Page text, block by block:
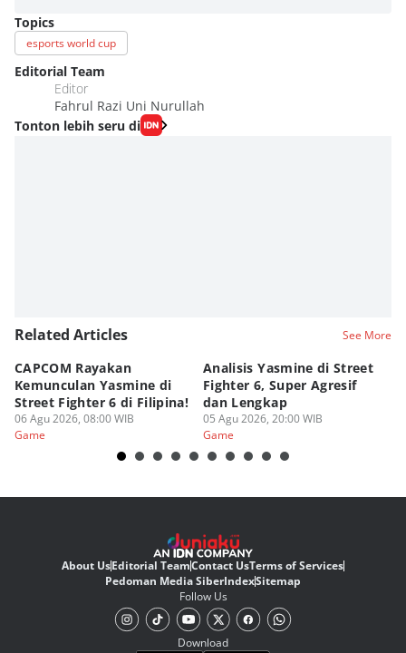
Topics
esports world cup
Editorial Team
Editor
Fahrul Razi Uni Nurullah
Tonton lebih seru di
Related Articles See More
CAPCOM Rayakan
Kemunculan Yasmine di
Street Fighter 6 di Filipina!
06 Agu 2026, 08:00 WIB
Game
Analisis Yasmine di Street
Fighter 6, Super Agresif
dan Lengkap
05 Agu 2026, 20:00 WIB
Game
About UsEditorial TeamContact UsTerms of Services
Pedoman Media SiberIndexSitemap
Follow Us
Download